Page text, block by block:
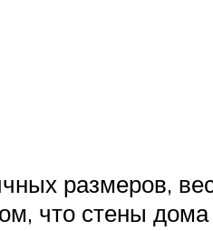
размеров,
что стены